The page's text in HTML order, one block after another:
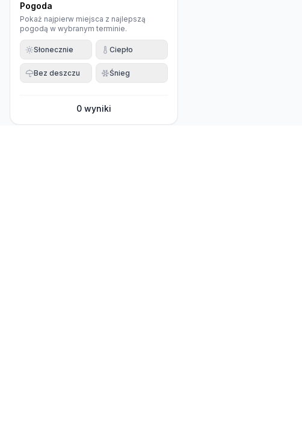
Pogoda
Pokaż najpierw miejsca z najlepszą
pogodą w wybranym terminie.
Słonecznie Ciepło
Bez deszczu Śnieg
0 wyniki